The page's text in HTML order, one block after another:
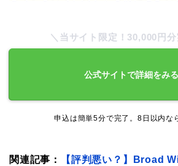
＼当サイト限定！30,000円
公式サイトで詳細をみる
申込は簡単5分で完了。8日以内な
関連記事： 【評判悪い？】Broad